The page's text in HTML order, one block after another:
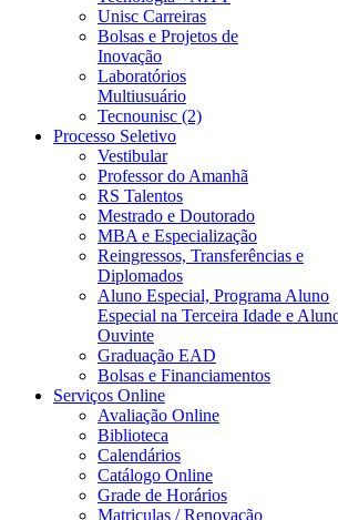
Unisc Carreiras
Bolsas e Projetos de
Inovação
Laboratórios
Multiusuário
Tecnounisc (2)
Processo Seletivo
Vestibular
Professor do Amanhã
RS Talentos
Mestrado e Doutorado
MBA e Especialização
Reingressos, Transferências e
Diplomados
Aluno Especial, Programa Aluno
Especial na Terceira Idade e
Ouvinte
Graduação EAD
Bolsas e Financiamentos
Serviços Online
Avaliação Online
Biblioteca
Calendários
Catálogo Online
Grade de Horários
Matriculas / Renovação